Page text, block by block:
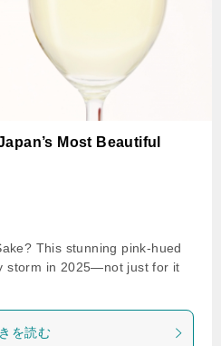
Most Beautiful
This stunning pink-hued
storm in 2025—not just for it
を読む